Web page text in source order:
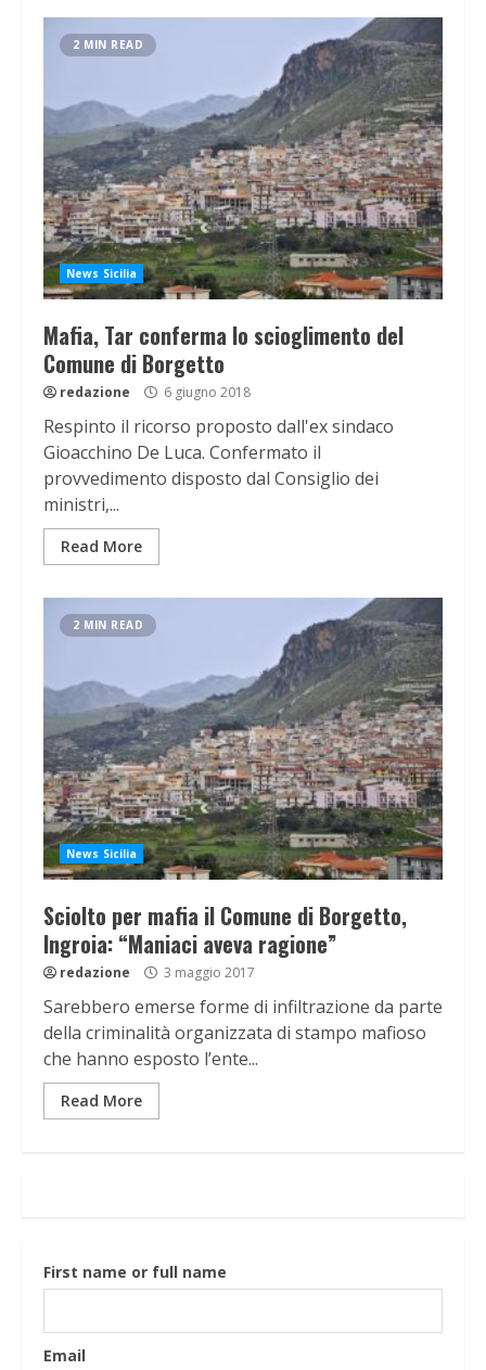
2 MIN READ
News Sicilia
Mafia, Tar conferma lo scioglimento del
Comune di Borgetto
redazione 6 giugno 2018
Respinto il ricorso proposto dall'ex sindaco
Gioacchino De Luca. Confermato il
provvedimento disposto dal Consiglio dei
ministri,...
Read More
2 MIN READ
News Sicilia
Sciolto per mafia il Comune di Borgetto,
Ingroia: “Maniaci aveva ragione”
redazione 3 maggio 2017
Sarebbero emerse forme di infiltrazione da parte
della criminalità organizzata di stampo mafioso
che hanno esposto l’ente...
Read More
First name or full name
Email